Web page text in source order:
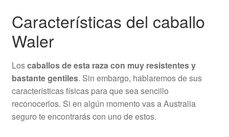
Características del caballo
Waler
Loscaballos de esta raza con muy resistentes y
bastante gentiles. Sin embargo, hablaremos de sus
características físicas para que sea sencillo
reconocerlos. Si en algún momento vas a Australia
seguro te encontrarás con uno de estos.